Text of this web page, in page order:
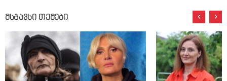
მსგავსი თემები